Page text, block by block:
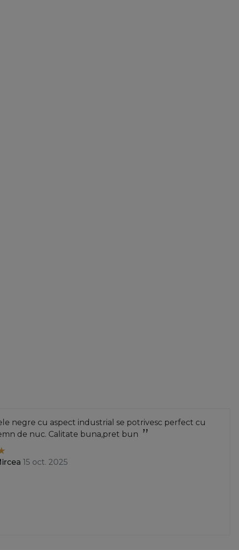
negre cu aspect industrial se potrivesc perfect cu
de nuc. Calitate buna,pret bun
15 oct. 2025